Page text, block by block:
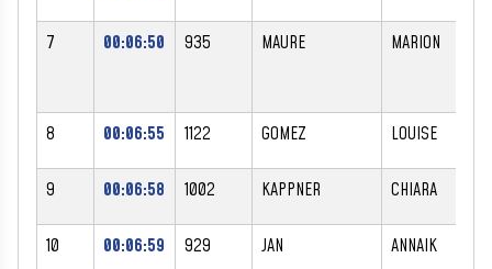
7 00:06:50 935 MAURE MARION
8 00:06:55 1122 GOMEZ LOUISE
9 00:06:58 1002 KAPPNER CHIARA
10 00:06:59 929 JAN ANNAIK